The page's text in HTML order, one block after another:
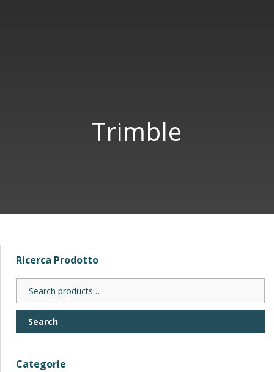
Trimble
Ricerca Prodotto
Search
for:
Search
Categorie